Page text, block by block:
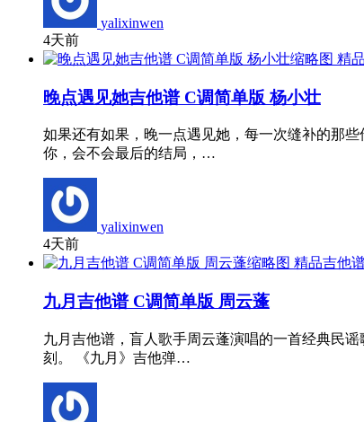
yalixinwen
4天前
精
晚点遇见她吉他谱 C调简单版 杨小壮
如果还有如果，晚一点遇见她，每一次缝补的那
你，会不会最后的结局，…
yalixinwen
4天前
精品吉他
九月吉他谱 C调简单版 周云蓬
九月吉他谱，盲人歌手周云蓬演唱的一首经典民
刻。 《九月》吉他弹…